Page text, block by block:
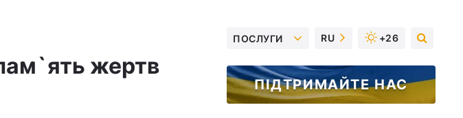
жертв
ПОСЛУГИ RU +26
ПІДТРИМАЙТЕ НАС